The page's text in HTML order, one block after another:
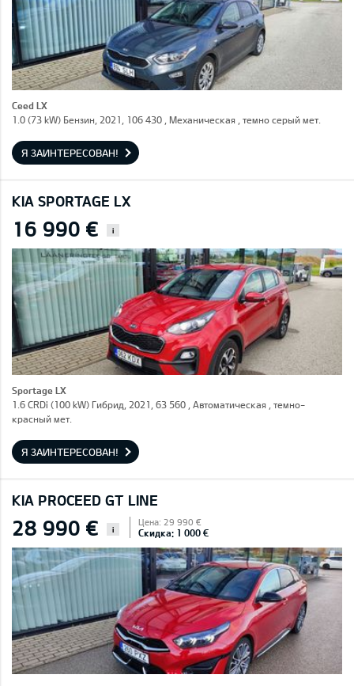
Ceed LX
1.0 (73 kW) Бензин, 2021, 106 430 , Механическая , темно серый мет.
Я ЗАИНТЕРЕСОВАН!
KIA SPORTAGE LX
16 990 € i
Sportage LX
1.6 CRDi (100 kW) Гибрид, 2021, 63 560 , Автоматическая , темно-
красный мет.
Я ЗАИНТЕРЕСОВАН!
KIA PROCEED GT LINE
28 990 € i
Цена: 29 990 €
Скидка: 1 000 €